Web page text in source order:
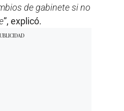
de gabinete si no
”, explicó.